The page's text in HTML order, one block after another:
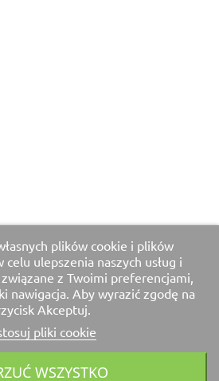
plików cookie i plików
ulepszenia naszych usług i
z Twoimi preferencjami,
nawigacja. Aby wyrazić zgodę na
Akceptuj.
pliki cookie
WSZYSTKO